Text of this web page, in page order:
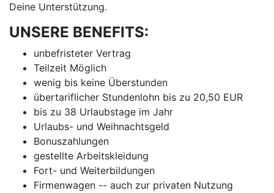
Deine Unterstützung.
UNSERE BENEFITS:
unbefristeter Vertrag
Teilzeit Möglich
wenig bis keine Überstunden
übertariflicher Stundenlohn bis zu 20,50 EUR
bis zu 38 Urlaubstage im Jahr
Urlaubs- und Weihnachtsgeld
Bonuszahlungen
gestellte Arbeitskleidung
Fort- und Weiterbildungen
Firmenwagen -- auch zur privaten Nutzung